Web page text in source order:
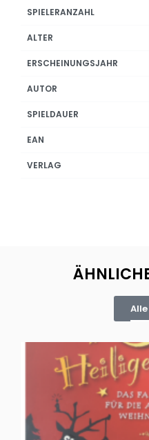
SPIELERANZAHL
ALTER
ERSCHEINUNGSJAHR
AUTOR
SPIELDAUER
EAN
VERLAG